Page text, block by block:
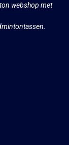
webshop met